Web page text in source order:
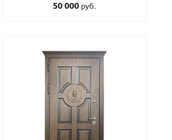
50 000 руб.